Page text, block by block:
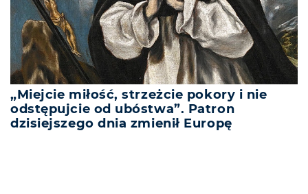
„Miejcie miłość, strzeżcie pokory i nie
odstępujcie od ubóstwa”. Patron
dzisiejszego dnia zmienił Europę